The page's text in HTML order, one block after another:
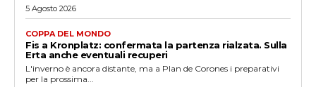
5 Agosto 2026
COPPA DEL MONDO
Fis a Kronplatz: confermata la partenza rialzata. Sulla
Erta anche eventuali recuperi
L'inverno è ancora distante, ma a Plan de Corones i preparativi
per la prossima...